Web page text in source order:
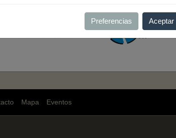
Mapa Eventos
Preferencias Aceptar